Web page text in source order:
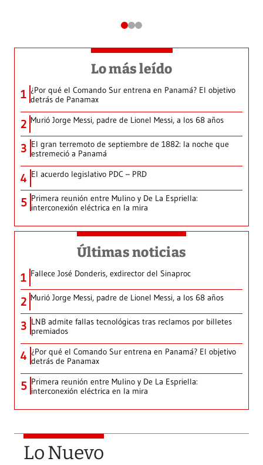
Lo más leído
1 ¿Por qué el Comando Sur entrena en Panamá? El objetivo
detrás de Panamax
2 Murió Jorge Messi, padre de Lionel Messi, a los 68 años
3 El gran terremoto de septiembre de 1882: la noche que
estremeció a Panamá
4 El acuerdo legislativo PDC – PRD
5 Primera reunión entre Mulino y De La Espriella:
interconexión eléctrica en la mira
Últimas noticias
1 Fallece José Donderis, exdirector del Sinaproc
2 Murió Jorge Messi, padre de Lionel Messi, a los 68 años
3 LNB admite fallas tecnológicas tras reclamos por billetes
premiados
4 ¿Por qué el Comando Sur entrena en Panamá? El objetivo
detrás de Panamax
5 Primera reunión entre Mulino y De La Espriella:
interconexión eléctrica en la mira
Lo Nuevo